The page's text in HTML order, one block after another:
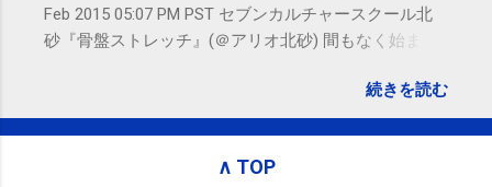
Feb 2015 05:07 PM PST セブンカルチャースクール北
砂『骨盤ストレッチ』(＠アリオ北砂) 間もなく始まり
subscribed to email updates from サクマフィジカルコ
ンディショニング(@SPCstyle) - Twilog To stop
Email delivery powered by Google Google Inc., 1600
続きを読む
∧ TOP